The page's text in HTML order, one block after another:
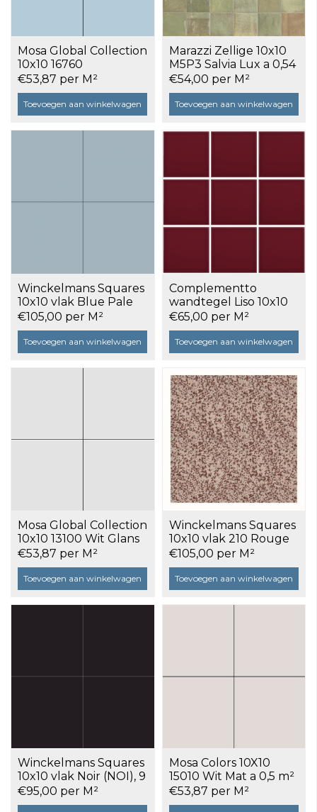
Mosa Global Collection
10x10 16760
Servresblauw glans a
0,5 m²
€53,87 per M²
Toevoegen aan winkelwagen
Marazzi Zellige 10x10
M5P3 Salvia Lux a 0,54
m²
€54,00 per M²
Toevoegen aan winkelwagen
Winckelmans Squares
10x10 vlak Blue Pale
(BEP), 9 mm dik a 0,5
m²
€105,00 per M²
Toevoegen aan winkelwagen
Complementto
wandtegel Liso 10x10
Burgundy glans a 0,5
m²
€65,00 per M²
Toevoegen aan winkelwagen
Mosa Global Collection
10x10 13100 Wit Glans
a 0,5 m²
€53,87 per M²
Toevoegen aan winkelwagen
Winckelmans Squares
10x10 vlak 210 Rouge
Speckled, 9 mm dik a
0,5 m²
€105,00 per M²
Toevoegen aan winkelwagen
Winckelmans Squares
10x10 vlak Noir (NOI), 9
mm dik a 0,5 m²
€95,00 per M²
Mosa Colors 10X10
15010 Wit Mat a 0,5 m²
€53,87 per M²